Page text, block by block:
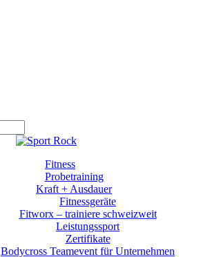
Fitness
Probetraining
Kraft + Ausdauer
Fitnessgeräte
Fitworx – trainiere schweizweit
Leistungssport
Zertifikate
Bodycross Teamevent für Unternehmen